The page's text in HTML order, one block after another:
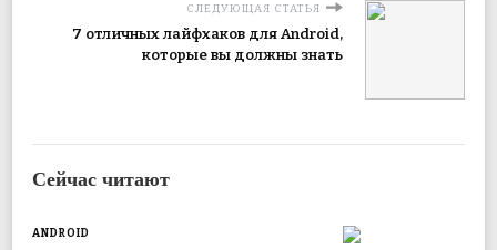
СЛЕДУЮЩАЯ СТАТЬЯ
7 отличных лайфхаков для Android,
которые вы должны знать
Сейчас читают
ANDROID